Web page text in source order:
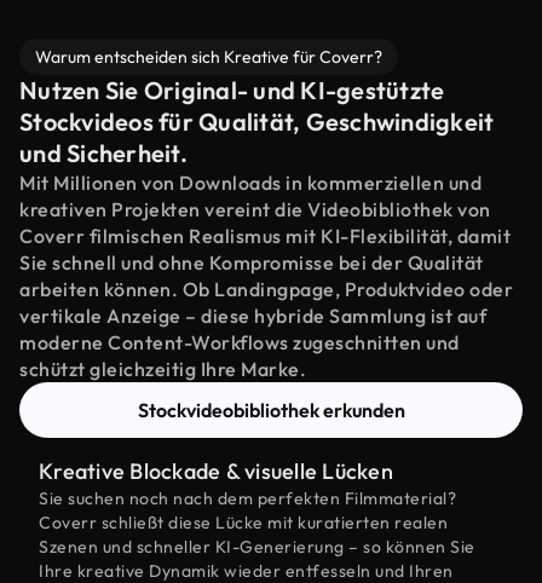
Warum entscheiden sich Kreative für Coverr?
Nutzen Sie Original- und KI-gestützte
Stockvideos für Qualität, Geschwindigkeit
und Sicherheit.
Mit Millionen von Downloads in kommerziellen und
kreativen Projekten vereint die Videobibliothek von
Coverr filmischen Realismus mit KI-Flexibilität, damit
Sie schnell und ohne Kompromisse bei der Qualität
arbeiten können. Ob Landingpage, Produktvideo oder
vertikale Anzeige – diese hybride Sammlung ist auf
moderne Content-Workflows zugeschnitten und
schützt gleichzeitig Ihre Marke.
Stockvideobibliothek erkunden
Kreative Blockade & visuelle Lücken
Sie suchen noch nach dem perfekten Filmmaterial?
Coverr schließt diese Lücke mit kuratierten realen
Szenen und schneller KI-Generierung – so können Sie
Ihre kreative Dynamik wieder entfesseln und Ihren